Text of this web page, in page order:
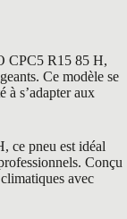
CPC5 R15 85 H,
Ce modèle se
à s’adapter aux
ce pneu est idéal
Conçu
avec